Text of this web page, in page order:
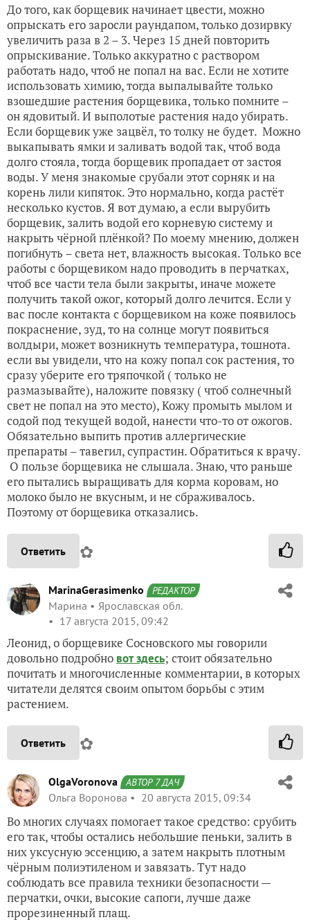
До того, как борщевик начинает цвести, можно
опрыскать его заросли раундапом, только дозирвку
увеличить раза в 2 – 3. Через 15 дней повторить
опрыскивание. Только аккуратно с раствором
работать надо, чтоб не попал на вас. Если не хотите
использовать химию, тогда выпалывайте только
взошедшие растения борщевика, только помните –
он ядовитый. И выполотые растения надо убирать.
Если борщевик уже зацвёл, то толку не будет. Можно
выкапывать ямки и заливать водой так, чтоб вода
долго стояла, тогда борщевик пропадает от застоя
воды. У меня знакомые срубали этот сорняк и на
корень лили кипяток. Это нормально, когда растёт
несколько кустов. Я вот думаю, а если вырубить
борщевик, залить водой его корневую систему и
накрыть чёрной плёнкой? По моему мнению, должен
погибнуть – света нет, влажность высокая. Только все
работы с борщевиком надо проводить в перчатках,
чтоб все части тела были закрыты, иначе можете
получить такой ожог, который долго лечится. Если у
вас после контакта с борщевиком на коже появилось
покраснение, зуд, то на солнце могут появиться
волдыри, может возникнуть температура, тошнота.
если вы увидели, что на кожу попал сок растения, то
сразу уберите его тряпочкой ( только не
размазывайте), наложите повязку ( чтоб солнечный
свет не попал на это место), Кожу промыть мылом и
содой под текущей водой, нанести что-то от ожогов.
Обязательно выпить против аллергические
препараты – тавегил, супрастин. Обратиться к врачу.
О пользе борщевика не слышала. Знаю, что раньше
его пытались выращивать для корма коровам, но
молоко было не вкусным, и не сбраживалось.
Поэтому от борщевика отказались.
Ответить ✿
MarinaGerasimenko РЕДАКТОР
Марина
Ярославская обл.
17 августа 2015, 09:42
Леонид, о борщевике Сосновского мы говорили
довольно подробно вот здесь; стоит обязательно
почитать и многочисленные комментарии, в которых
читатели делятся своим опытом борьбы с этим
растением.
Ответить ✿
OlgaVoronova АВТОР 7 ДАЧ
Ольга Воронова 20 августа 2015, 09:34
Во многих случаях помогает такое средство: срубить
его так, чтобы остались небольшие пеньки, залить в
них уксусную эссенцию, а затем накрыть плотным
чёрным полиэтиленом и завязать. Тут надо
соблюдать все правила техники безопасности —
перчатки, очки, высокие сапоги, лучше даже
прорезиненный плащ.